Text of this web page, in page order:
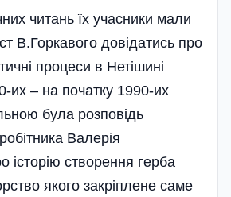
читань їх учасники мали
В.Горкавого довідатись про
процеси в Нетішині
их – на початку 1990-их
була розповідь
Валерія
історію створення герба
якого закріплене саме